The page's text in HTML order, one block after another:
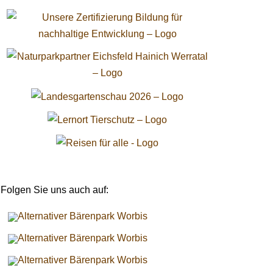
Folgen Sie uns auch auf: